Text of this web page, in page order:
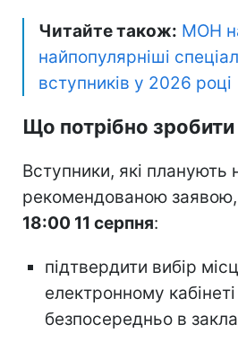
Читайте також: МОН
найпопулярніші
вступників у 2026 році
Що потрібно
Вступники, які планують
рекомендованою заявою,
18:00 11 серпня:
підтвердити вибір
електронному
безпосередньо в